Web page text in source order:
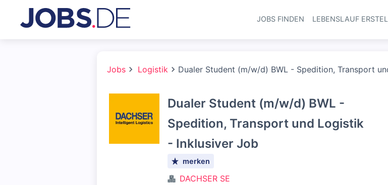
JOBS FINDEN LEBENSLAUF
Jobs Logistik Dualer Student (m/w/d) BWL - Spedition, Transport
Dualer Student (m/w/d) BWL -
Spedition, Transport und Logistik
- Inklusiver Job
merken
DACHSER SE